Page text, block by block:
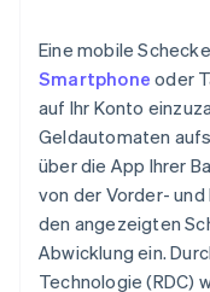
Eine mobile
Smartphone oder
auf Ihr Konto
Geldautomaten
über die App Ihrer
von der Vorder-
den angezeigten
Abwicklung ein.
Technologie (RDC)